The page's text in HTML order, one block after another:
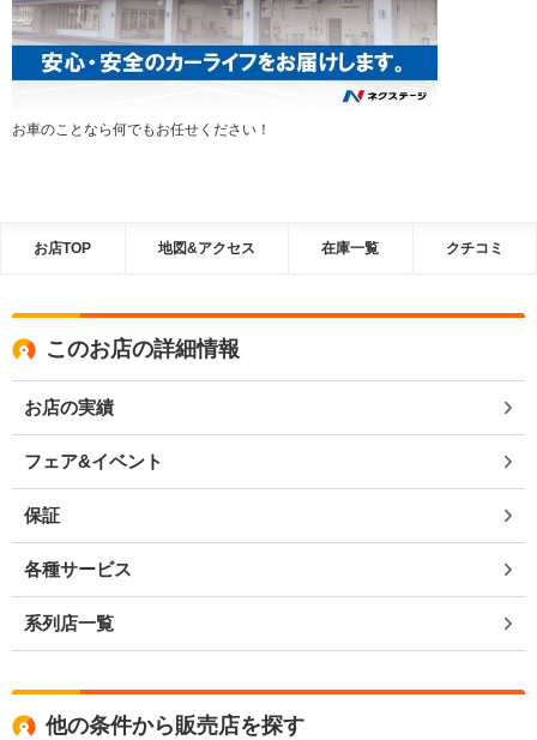
お車のことなら何でもお任せください！
お店TOP 地図&アクセス 在庫一覧 クチコミ
このお店の詳細情報
お店の実績
フェア&イベント
保証
各種サービス
系列店一覧
他の条件から販売店を探す